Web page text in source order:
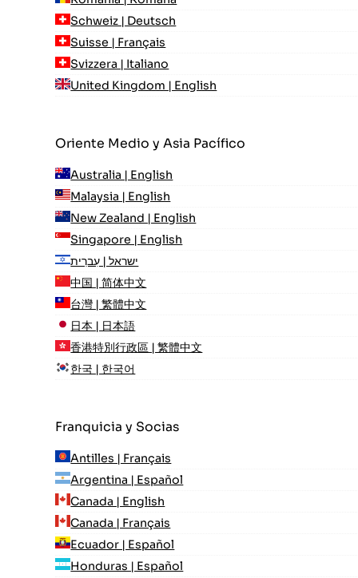
Schweiz | Deutsch
Suisse | Français
Svizzera | Italiano
United Kingdom | English
Oriente Medio y Asia Pacífico
Australia | English
Malaysia | English
New Zealand | English
Singapore | English
ישראל | עִברִית
中国 | 简体中文
台灣 | 繁體中文
日本 | 日本語
香港特別行政區 | 繁體中文
한국 | 한국어
Franquicia y Socias
Antilles | Français
Argentina | Español
Canada | English
Canada | Français
Ecuador | Español
Honduras | Español